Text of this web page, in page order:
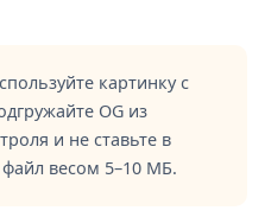
картинку с
OG из
и не ставьте в
весом 5–10 МБ.